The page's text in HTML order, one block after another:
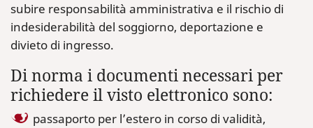
subire responsabilità amministrativa e il rischio di
indesiderabilità del soggiorno, deportazione e
divieto di ingresso.
Di norma i documenti necessari per
richiedere il visto elettronico sono:
passaporto per l’estero in corso di validità,